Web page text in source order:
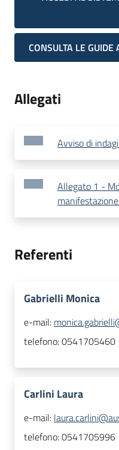
CONSULTA LE GUIDE
Allegati
Avviso di
Allegato 1 -
Referenti
Gabrielli Monica
e-mail:
telefono:0541705460
Carlini Laura
e-mail:
telefono:0541705996